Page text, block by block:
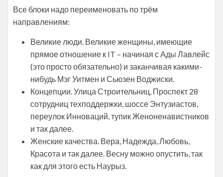
Все блоки надо переименовать по трём
направлениям:
Великие люди. Великие женщины, имеющие
прямое отношение к IT – начиная с Ады Лавлейс
(это просто обязательно) и заканчивая какими-
нибудь Мэг Уитмен и Сьюзен Воджиски.
Концепции. Улица Строительниц, Проспект 28
сотрудниц техподдержки, шоссе Энтузиастов,
переулок Инноваций, тупик Женоненавистников
и так далее.
Женские качества. Вера, Надежда, Любовь,
Красота и так далее. Весну можно опустить, так
как для этого есть Наурыз.